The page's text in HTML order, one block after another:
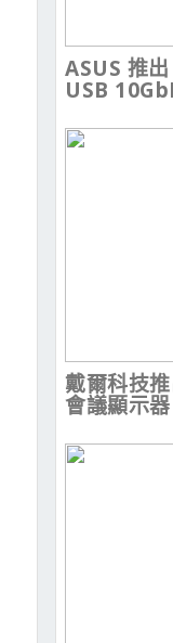
ASUS 推
USB
戴爾科技
會議顯示器